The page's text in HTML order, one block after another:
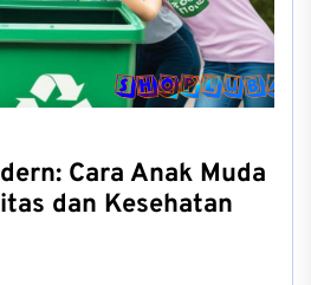
Cara Anak Muda
dan Kesehatan